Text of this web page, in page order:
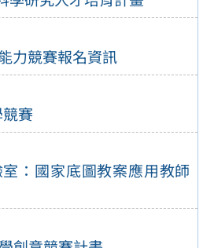
力競賽報名資訊
賽
：國家底圖教案應用教師